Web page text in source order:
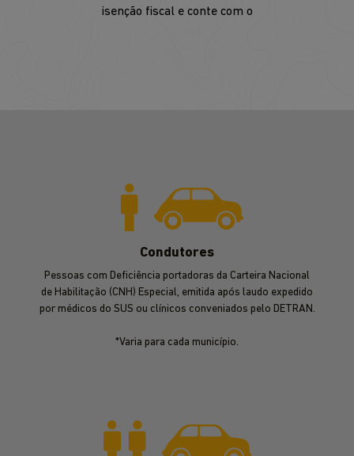
isenção fiscal e conte com o
Condutores
Pessoas com Deficiência portadoras da Carteira Nacional
de Habilitação (CNH) Especial, emitida após laudo expedido
por médicos do SUS ou clínicos conveniados pelo DETRAN.
*Varia para cada município.